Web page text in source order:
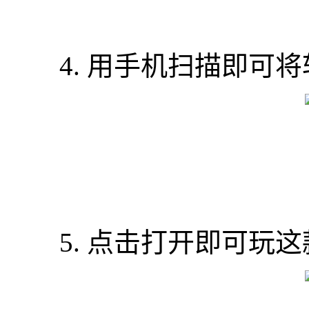
4. 用手机扫描即可将
5. 点击打开即可玩这